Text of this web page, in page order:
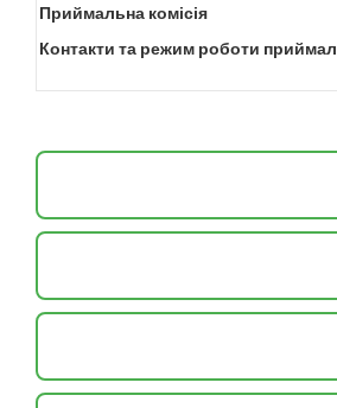
Приймальна комісія
Контакти та режим роботи